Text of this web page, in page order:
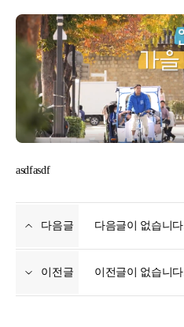
asdfasdf
다음글 다음글이 없습니다.
이전글 이전글이 없습니다.